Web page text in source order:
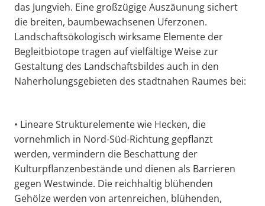
das Jungvieh. Eine großzügige Auszäunung sichert
die breiten, baumbewachsenen Uferzonen.
Landschaftsökologisch wirksame Elemente der
Begleitbiotope tragen auf vielfältige Weise zur
Gestaltung des Landschaftsbildes auch in den
Naherholungsgebieten des stadtnahen Raumes bei:
• Lineare Strukturelemente wie Hecken, die
vornehmlich in Nord-Süd-Richtung gepflanzt
werden, vermindern die Beschattung der
Kulturpflanzenbestände und dienen als Barrieren
gegen Westwinde. Die reichhaltig blühenden
Gehölze werden von artenreichen, blühenden,